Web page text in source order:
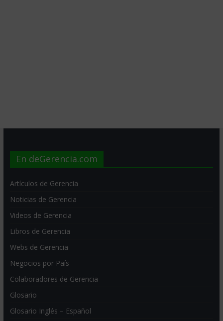
En deGerencia.com
Artículos de Gerencia
Noticias de Gerencia
Videos de Gerencia
Libros de Gerencia
Webs de Gerencia
Negocios por País
Colaboradores de Gerencia
Glosario
Glosario Inglés – Español